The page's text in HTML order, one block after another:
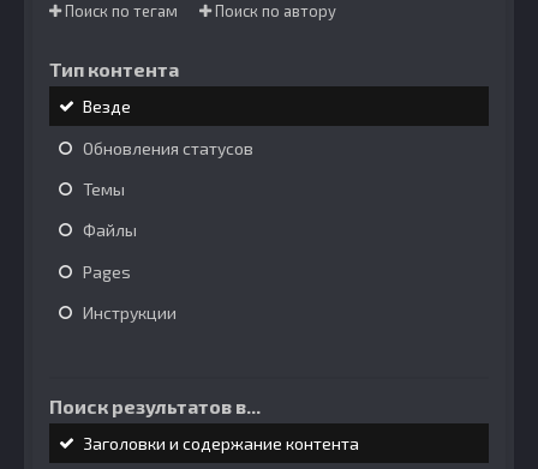
Поиск по тегам Поиск по автору
Тип контента
Везде
Обновления статусов
Темы
Файлы
Pages
Инструкции
Поиск результатов в...
Заголовки и содержание контента